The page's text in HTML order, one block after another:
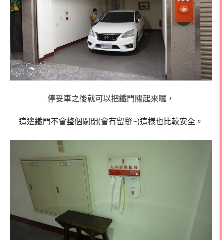
停妥車之後就可以把鐵門關起來囉，
這邊鐵門不會整個關閉(會有留縫~)這樣也比較安全。